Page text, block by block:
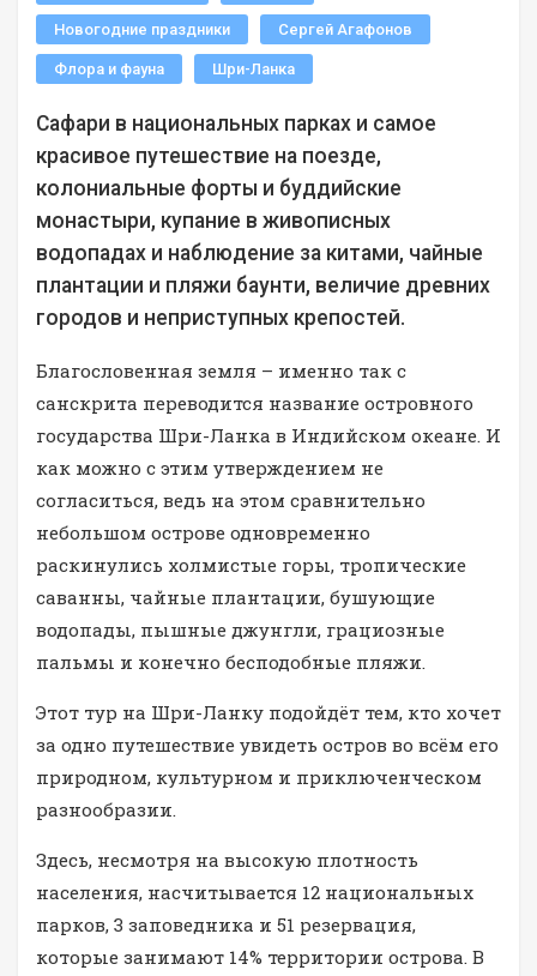
Новогодние праздники Сергей Агафонов
Флора и фауна Шри-Ланка
Сафари в национальных парках и самое
красивое путешествие на поезде,
колониальные форты и буддийские
монастыри, купание в живописных
водопадах и наблюдение за китами, чайные
плантации и пляжи баунти, величие древних
городов и неприступных крепостей.
Благословенная земля – именно так с
санскрита переводится название островного
государства Шри-Ланка в Индийском океане. И
как можно с этим утверждением не
согласиться, ведь на этом сравнительно
небольшом острове одновременно
раскинулись холмистые горы, тропические
саванны, чайные плантации, бушующие
водопады, пышные джунгли, грациозные
пальмы и конечно бесподобные пляжи.
Этот тур на Шри-Ланку подойдёт тем, кто хочет
за одно путешествие увидеть остров во всём его
природном, культурном и приключенческом
разнообразии.
Здесь, несмотря на высокую плотность
населения, насчитывается 12 национальных
парков, 3 заповедника и 51 резервация,
которые занимают 14% территории острова. В